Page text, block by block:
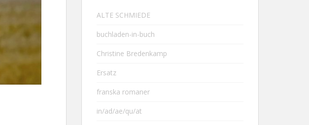
ALTE SCHMIEDE
buchladen-in-buch
Christine Bredenkamp
Ersatz
franska romaner
in/ad/ae/qu/at